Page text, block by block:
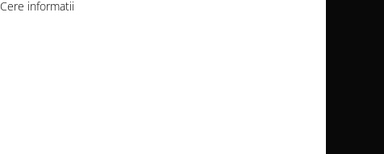
Cere informatii